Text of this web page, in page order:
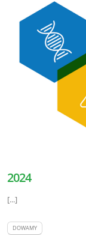
2024
[...]
DOWAMY